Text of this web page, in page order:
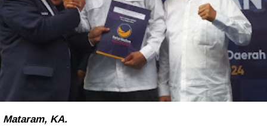
Mataram, KA.